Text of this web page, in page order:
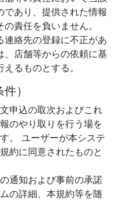
であり、提供された情報
責任を負いません。
連絡先の登録に不正があ
、店舗等からの依頼に基
るものとする。
）
申込の取次およびこれ
のやり取りを行う場を
。 ユーザーが本システ
約に同意されたものと
通知および事前の承諾
の詳細、本規約等を随